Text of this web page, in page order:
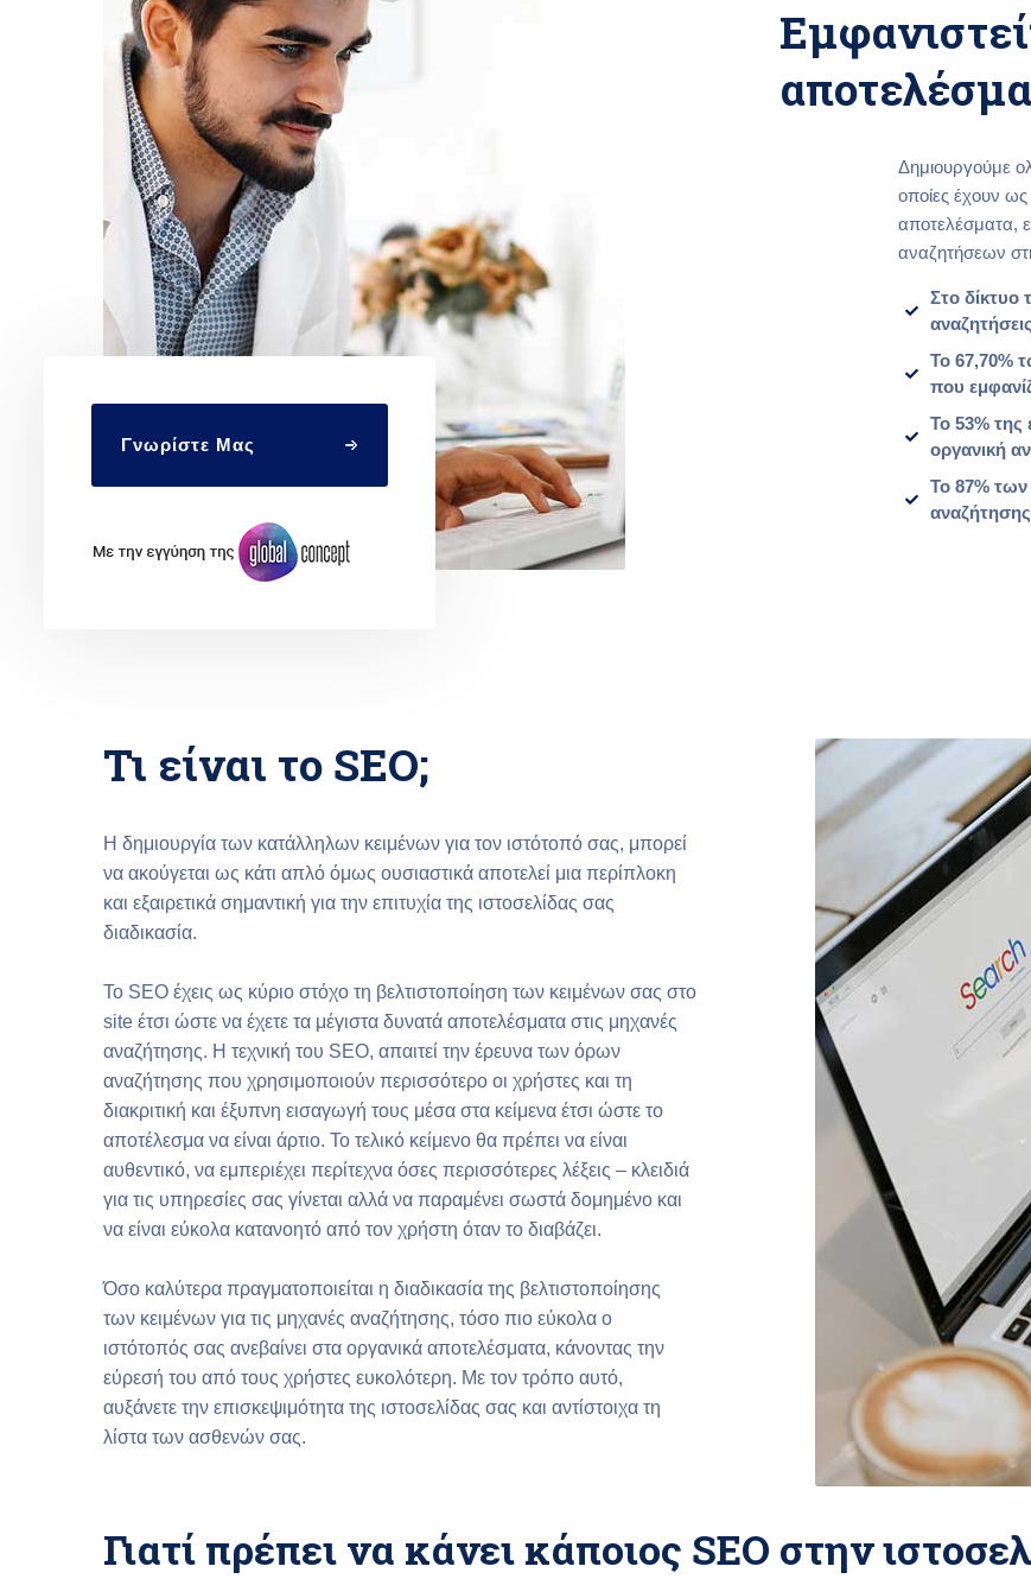
Γνωρίστε Μας
Δημιουργούμε
οποίες έχουν
αποτελέσματα,
αναζητήσεων
Στο δίκτυο
Το 67,70%
που
Το 53% της
οργανική
Το 87%
Τι είναι το SEO;
Η δημιουργία των κατάλληλων κειμένων για τον ιστότοπό σας, μπορεί
να ακούγεται ως κάτι απλό όμως ουσιαστικά αποτελεί μια περίπλοκη
και εξαιρετικά σημαντική για την επιτυχία της ιστοσελίδας σας
διαδικασία.
Το SEO έχεις ως κύριο στόχο τη βελτιστοποίηση των κειμένων σας στο
site έτσι ώστε να έχετε τα μέγιστα δυνατά αποτελέσματα στις μηχανές
αναζήτησης. Η τεχνική του SEO, απαιτεί την έρευνα των όρων
αναζήτησης που χρησιμοποιούν περισσότερο οι χρήστες και τη
διακριτική και έξυπνη εισαγωγή τους μέσα στα κείμενα έτσι ώστε το
αποτέλεσμα να είναι άρτιο. Το τελικό κείμενο θα πρέπει να είναι
αυθεντικό, να εμπεριέχει περίτεχνα όσες περισσότερες λέξεις – κλειδιά
για τις υπηρεσίες σας γίνεται αλλά να παραμένει σωστά δομημένο και
να είναι εύκολα κατανοητό από τον χρήστη όταν το διαβάζει.
Όσο καλύτερα πραγματοποιείται η διαδικασία της βελτιστοποίησης
των κειμένων για τις μηχανές αναζήτησης, τόσο πιο εύκολα ο
ιστότοπός σας ανεβαίνει στα οργανικά αποτελέσματα, κάνοντας την
εύρεσή του από τους χρήστες ευκολότερη. Με τον τρόπο αυτό,
αυξάνετε την επισκεψιμότητα της ιστοσελίδας σας και αντίστοιχα τη
λίστα των ασθενών σας.
Γιατί πρέπει να κάνει κάποιος SEO στην